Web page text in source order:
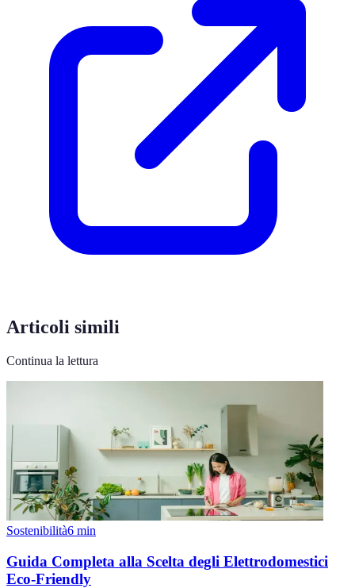
Articoli simili
Continua la lettura
Sostenibilità6 min
Guida Completa alla Scelta degli Elettrodomestici
Eco-Friendly